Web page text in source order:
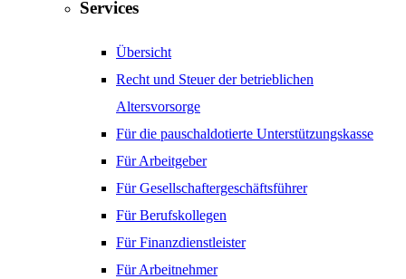
Services
Übersicht
Recht und Steuer der betrieblichen
Altersvorsorge
Für die pauschaldotierte Unterstützungskasse
Für Arbeitgeber
Für Gesellschaftergeschäftsführer
Für Berufskollegen
Für Finanzdienstleister
Für Arbeitnehmer